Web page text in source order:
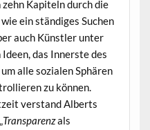
Kapiteln durch die
ein ständiges Suchen
auch Künstler unter
das Innerste des
alle sozialen Sphären
zu können.
verstand Alberts
Transparenzals